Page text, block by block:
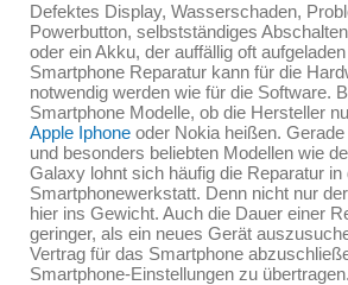
Defektes Display, Wasserschaden,
Powerbutton, selbstständiges
oder ein Akku, der auffällig oft
Smartphone Reparatur kann für die
notwendig werden wie für die Software.
Smartphone Modelle, ob die Hersteller
Apple Iphone oder Nokia heißen.
und besonders beliebten Modellen wie
Galaxy lohnt sich häufig die Reparatur in
Smartphonewerkstatt. Denn nicht nur
hier ins Gewicht. Auch die Dauer einer
geringer, als ein neues Gerät
Vertrag für das Smartphone
Smartphone-Einstellungen zu übertragen.